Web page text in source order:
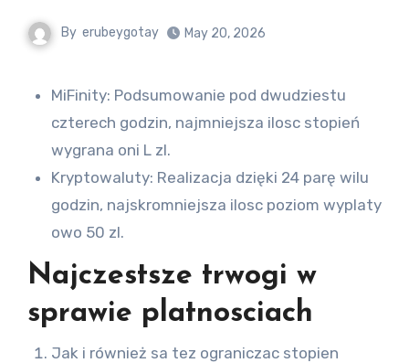
By erubeygotay May 20, 2026
MiFinity: Podsumowanie pod dwudziestu
czterech godzin, najmniejsza ilosc stopień
wygrana oni L zl.
Kryptowaluty: Realizacja dzięki 24 parę wilu
godzin, najskromniejsza ilosc poziom wyplaty
owo 50 zl.
Najczestsze trwogi w
sprawie platnosciach
Jak i również sa tez ograniczac stopien